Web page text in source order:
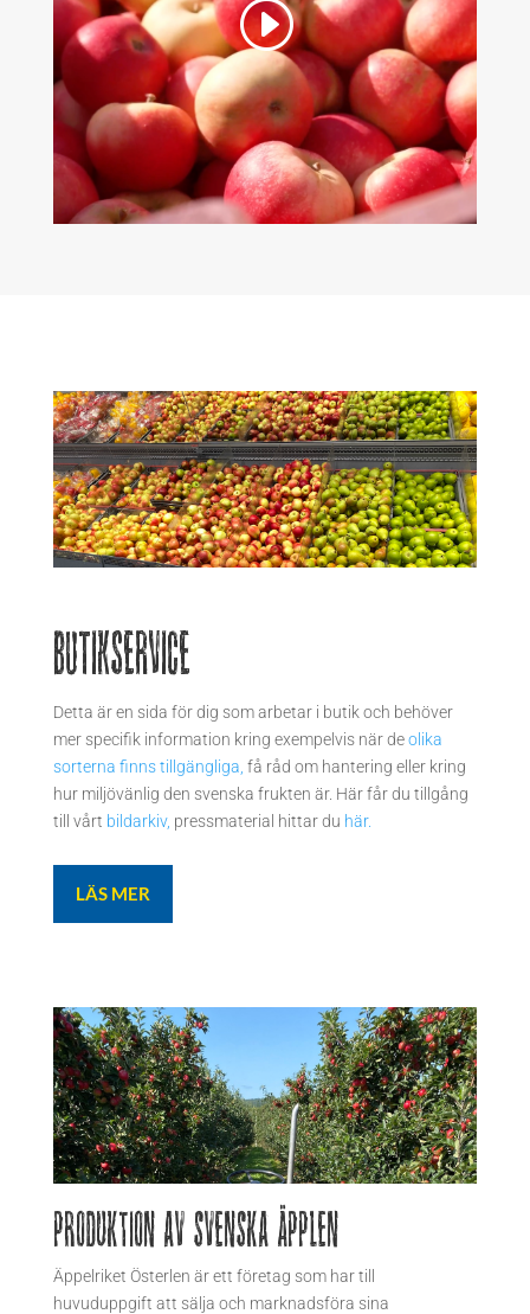
Butikservice
Detta är en sida för dig som arbetar i butik och behöver
mer specifik information kring exempelvis när de olika
sorterna finns tillgängliga få råd om hantering eller kring
hur miljövänlig den svenska frukten är. Här får du tillgång
till vårt bildarkiv, pressmaterial hittar du här.
LÄS MER
Produktion av svenska äpplen
Äppelriket Österlen är ett företag som har till
huvuduppgift att sälja och marknadsföra sina